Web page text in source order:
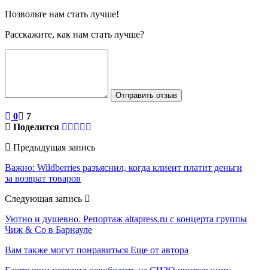
Позвольте нам стать лучше!
Расскажите, как нам стать лучше?
Отправить отзыв
0
7
Поделится
Предыдущая запись
Важно: Wildberries разъяснил, когда клиент платит деньги
за возврат товаров
Следующая запись
Уютно и душевно. Репортаж altapress.ru с концерта группы
Чиж & Co в Барнауле
Вам также могут понравиться Еще от автора